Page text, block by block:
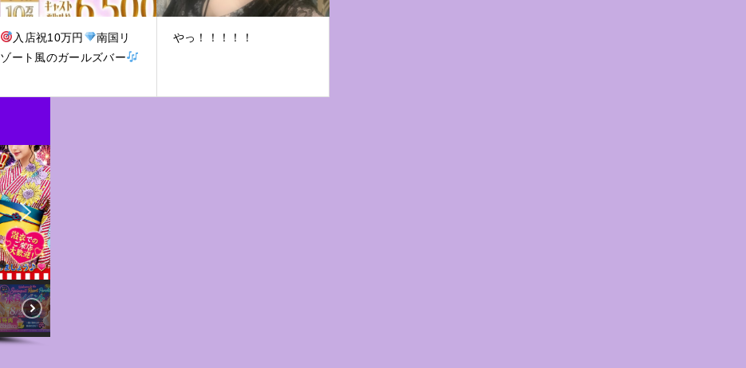
入店祝10万円
南国リ
ゾート風のガールズバー
やっ！！！！！